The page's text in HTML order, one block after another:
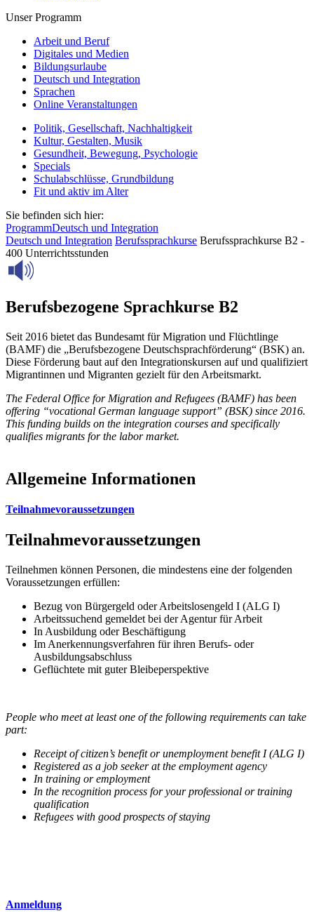
Unser Programm
Arbeit und Beruf
Digitales und Medien
Bildungsurlaube
Deutsch und Integration
Sprachen
Online Veranstaltungen
Politik, Gesellschaft, Nachhaltigkeit
Kultur, Gestalten, Musik
Gesundheit, Bewegung, Psychologie
Specials
Schulabschlüsse, Grundbildung
Fit und aktiv im Alter
Sie befinden sich hier:
ProgrammDeutsch und Integration
Deutsch und Integration Berufssprachkurse Berufssprachkurse B2 -
400 Unterrichtsstunden
Berufsbezogene Sprachkurse B2
Seit 2016 bietet das Bundesamt für Migration und Flüchtlinge
(BAMF) die „Berufsbezogene Deutschsprachförderung“ (BSK) an.
Diese Förderung baut auf den Integrationskursen auf und qualifiziert
Migrantinnen und Migranten gezielt für den Arbeitsmarkt.
The Federal Office for Migration and Refugees (BAMF) has been
offering “vocational German language support” (BSK) since 2016.
This funding builds on the integration courses and specifically
qualifies migrants for the labor market.
Allgemeine Informationen
Teilnahmevoraussetzungen
Teilnahmevoraussetzungen
Teilnehmen können Personen, die mindestens eine der folgenden
Voraussetzungen erfüllen:
Bezug von Bürgergeld oder Arbeitslosengeld I (ALG I)
Arbeitssuchend gemeldet bei der Agentur für Arbeit
In Ausbildung oder Beschäftigung
Im Anerkennungsverfahren für ihren Berufs- oder
Ausbildungsabschluss
Geflüchtete mit guter Bleibeperspektive
People who meet at least one of the following requirements can take
part:
Receipt of citizen’s benefit or unemployment benefit I (ALG I)
Registered as a job seeker at the employment agency
In training or employment
In the recognition process for your professional or training
qualification
Refugees with good prospects of staying
Anmeldung